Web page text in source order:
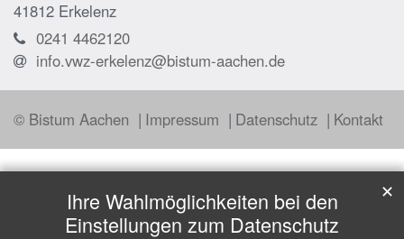
41812 Erkelenz
0241 4462120
info.vwz-erkelenz@bistum-aachen.de
© Bistum Aachen Impressum Datenschutz Kontakt
Ihre Wahlmöglichkeiten bei den
Einstellungen zum Datenschutz
✕